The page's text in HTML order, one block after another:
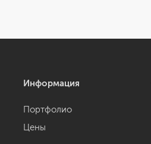
Информация
Портфолио
Цены